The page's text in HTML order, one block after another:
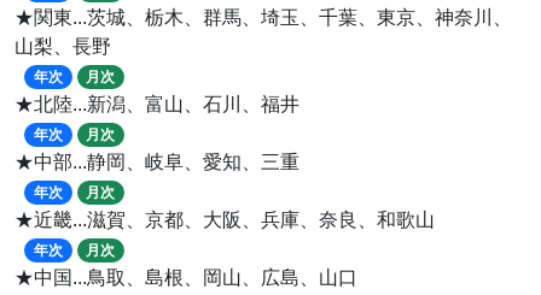
★関東...茨城、栃木、群馬、埼玉、千葉、東京、神奈川、
山梨、長野
年次 月次
★北陸...新潟、富山、石川、福井
年次 月次
★中部...静岡、岐阜、愛知、三重
年次 月次
★近畿...滋賀、京都、大阪、兵庫、奈良、和歌山
年次 月次
★中国...鳥取、島根、岡山、広島、山口